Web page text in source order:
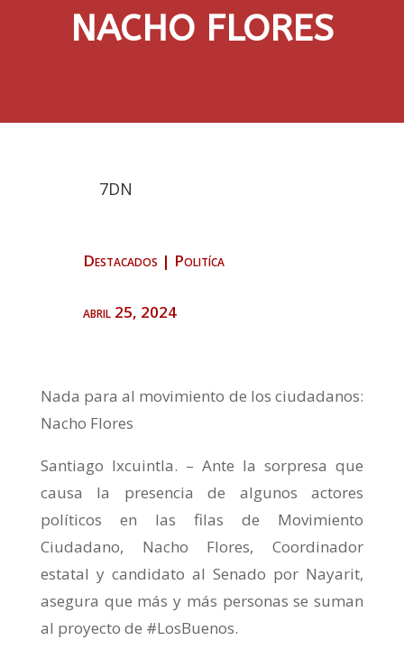
NACHO FLORES
7DN
Destacados | Politíca
abril 25, 2024
Nada para al movimiento de los ciudadanos:
Nacho Flores
Santiago Ixcuintla. – Ante la sorpresa que
causa la presencia de algunos actores
políticos en las filas de Movimiento
Ciudadano, Nacho Flores, Coordinador
estatal y candidato al Senado por Nayarit,
asegura que más y más personas se suman
al proyecto de #LosBuenos.